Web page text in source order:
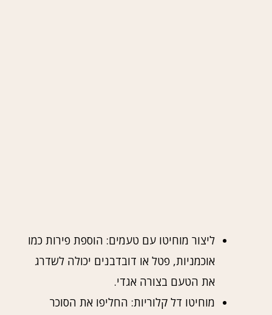
ליצור מוחיטו עם טעמים: הוספת פירות כמו
אוכמניות, פטל או דובדבנים יכולה לשדרג
את הטעם בצורה אגדי.
מוחיטו דל קלוריות: החליפו את הסוכר